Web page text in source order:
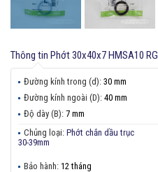
Thông tin Phớt 30x40x7 HMSA10 RG
Đường kính trong (d): 30 mm
Đường kính ngoài (D): 40 mm
Độ dày (B): 7 mm
Chủng loại: Phớt chắn dầu trục
30-39mm
Bảo hành: 12 tháng